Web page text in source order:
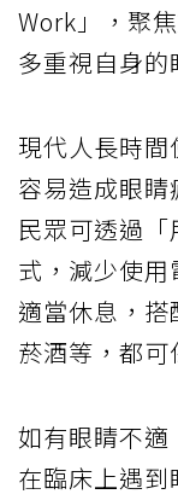
Work」，聚
多重視自身的
現代人長時間
容易造成眼睛
民眾可透過
式，減少使
適當休息，
菸酒等，都可
如有眼睛不適
在臨床上遇到